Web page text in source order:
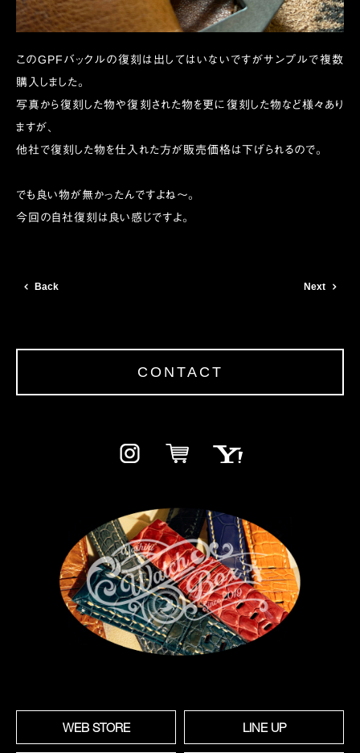
このGPFバックルの復刻は出してはいないですがサンプルで複数
購入しました。
写真から復刻した物や復刻された物を更に復刻した物など様々あり
ますが、
他社で復刻した物を仕入れた方が販売価格は下げられるので。
でも良い物が無かったんですよね〜。
今回の自社復刻は良い感じですよ。
Back Next
CONTACT
WEB STORE LINE UP